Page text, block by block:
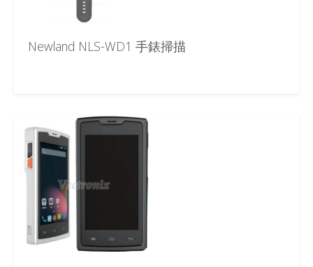
Newland NLS-WD1 手錶掃描